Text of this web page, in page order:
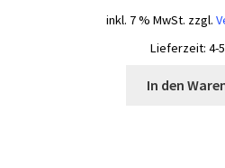
inkl. 7 % MwSt. zzgl.
Lieferzeit: 4-
In den